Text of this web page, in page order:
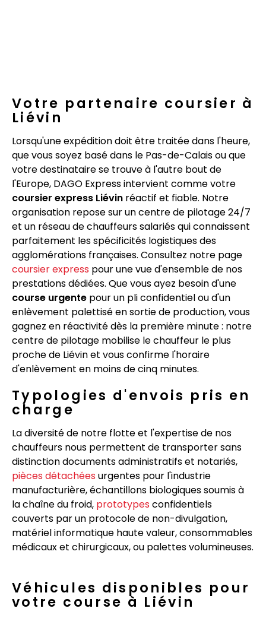
Votre partenaire coursier à
Liévin
Lorsqu'une expédition doit être traitée dans l'heure,
que vous soyez basé dans le Pas-de-Calais ou que
votre destinataire se trouve à l'autre bout de
l'Europe, DAGO Express intervient comme votre
coursier express Liévin réactif et fiable. Notre
organisation repose sur un centre de pilotage 24/7
et un réseau de chauffeurs salariés qui connaissent
parfaitement les spécificités logistiques des
agglomérations françaises. Consultez notre page
coursier express pour une vue d'ensemble de nos
prestations dédiées. Que vous ayez besoin d'une
course urgente pour un pli confidentiel ou d'un
enlèvement palettisé en sortie de production, vous
gagnez en réactivité dès la première minute : notre
centre de pilotage mobilise le chauffeur le plus
proche de Liévin et vous confirme l'horaire
d'enlèvement en moins de cinq minutes.
Typologies d'envois pris en
charge
La diversité de notre flotte et l'expertise de nos
chauffeurs nous permettent de transporter sans
distinction documents administratifs et notariés,
pièces détachées urgentes pour l'industrie
manufacturière, échantillons biologiques soumis à
la chaîne du froid, prototypes confidentiels
couverts par un protocole de non-divulgation,
matériel informatique haute valeur, consommables
médicaux et chirurgicaux, ou palettes volumineuses.
Véhicules disponibles pour
votre course à Liévin